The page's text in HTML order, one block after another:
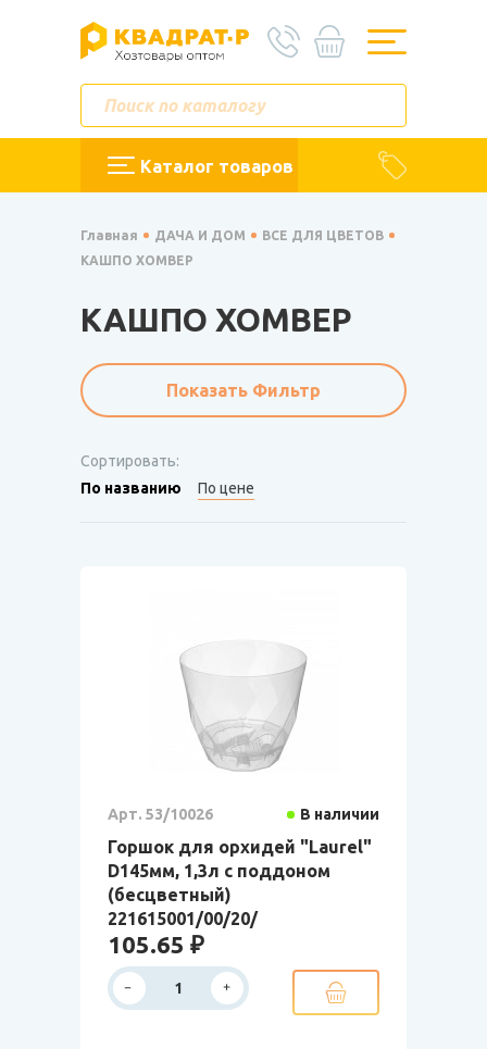
Каталог товаров
Главная ДАЧА И ДОМ
ВСЕ ДЛЯ ЦВЕТОВ
КАШПО ХОМВЕР
КАШПО ХОМВЕР
Показать Фильтр
Сортировать:
По названию
По цене
Арт. 53/10026 В наличии
Горшок для орхидей "Laurel"
D145мм, 1,3л с поддоном
(бесцветный)
221615001/00/20/
105.65 ₽